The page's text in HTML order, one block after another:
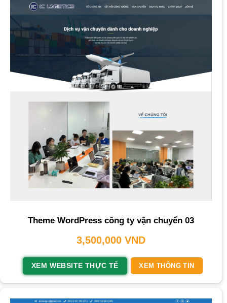
Theme WordPress công ty vận chuyển 03
3,500,000 VND
XEM WEBSITE THỰC TẾ XEM THÔNG TIN